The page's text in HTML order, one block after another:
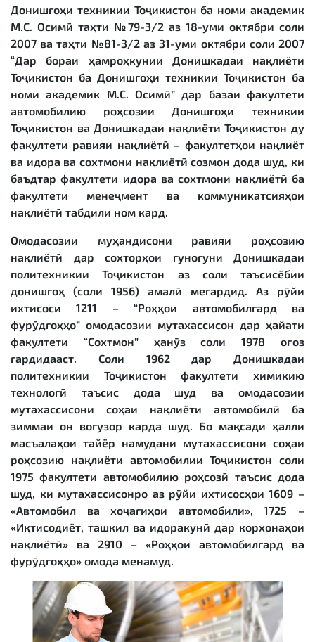
Донишгоҳи техникии Тоҷикистон ба номи академик
М.С. Осимӣ таҳти №79-3/2 аз 18-уми октябри соли
2007 ва таҳти №81-3/2 аз 31-уми октябри соли 2007
“Дар бораи ҳамроҳкунии Донишкадаи нақлиёти
Тоҷикистон ба Донишгоҳи техникии Тоҷикистон ба
номи академик М.С. Осимӣ” дар базаи факултети
автомобилию роҳсозии Донишгоҳи техникии
Тоҷикистон ва Донишкадаи нақлиёти Тоҷикистон ду
факултети равияи нақлиётӣ – факултетҳои нақлиёт
ва идора ва сохтмони нақлиётӣ созмон дода шуд, ки
баъдтар факултети идора ва сохтмони нақлиётӣ ба
факултети менеҷмент ва коммуникатсияҳои
нақлиётӣ табдили ном кард.
Омодасозии муҳандисони равияи роҳсозию
нақлиётӣ дар сохторҳои гуногуни Донишкадаи
политехникии Тоҷикистон аз соли таъсисёбии
донишгоҳ (соли 1956) амалӣ мегардид. Аз рӯйи
ихтисоси 1211 – “Роҳҳои автомобилгард ва
фурӯдгоҳҳо” омодасозии мутахассисон дар ҳайати
факултети “Сохтмон” ҳанӯз соли 1978 оғоз
гардидааст. Соли 1962 дар Донишкадаи
политехникии Тоҷикистон факултети химикию
технологӣ таъсис дода шуд ва омодасозии
мутахассисони соҳаи нақлиёти автомобилӣ ба
зиммаи он вогузор карда шуд. Бо мақсади ҳалли
масъалаҳои тайёр намудани мутахассисони соҳаи
роҳсозию нақлиёти автомобилии Тоҷикистон соли
1975 факултети автомобилию роҳсозӣ таъсис дода
шуд, ки мутахассисонро аз рӯйи ихтисосҳои 1609 –
«Автомобил ва хоҷагиҳои автомобили», 1725 –
«Иқтисодиёт, ташкил ва идоракунӣ дар корхонаҳои
нақлиётӣ» ва 2910 – «Роҳҳои автомобилгард ва
фурӯдгоҳҳо» омода менамуд.